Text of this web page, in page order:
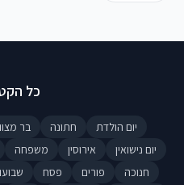
כל
יום הולדת חתונה בר
יום נישואין
אירוסין משפחה
חנוכה
פורים פסח